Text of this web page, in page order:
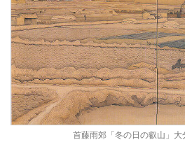
首藤雨郊「冬の日の叡山」